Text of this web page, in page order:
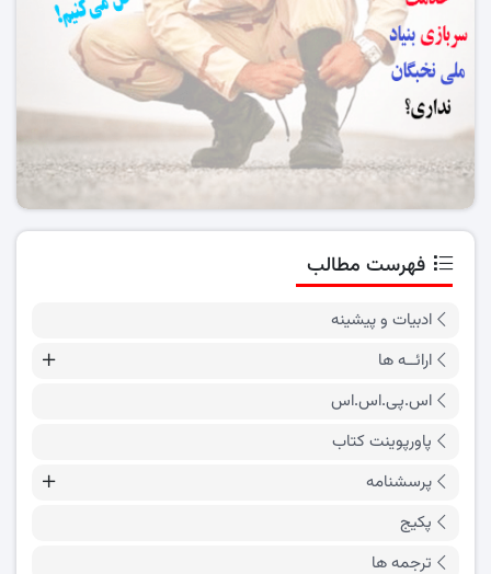
فهرست مطالب
ادبیات و پیشینه
ارائــه ها
اس.پی.اس.اس
پاورپوینت کتاب
پرسشنامه
پکیج
ترجمه ها